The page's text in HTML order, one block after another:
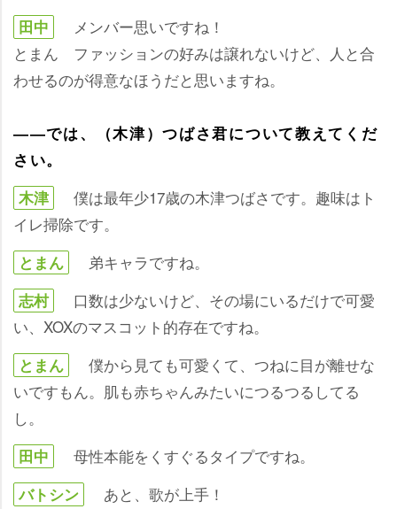
田中
メンバー思いですね！
とまん ファッションの好みは譲れないけど、人と合
わせるのが得意なほうだと思いますね。
――では、（木津）つばさ君について教えてくだ
さい。
木津
僕は最年少17歳の木津つばさです。趣味はト
イレ掃除です。
とまん 弟キャラですね。
志村
口数は少ないけど、その場にいるだけで可愛
い、XOXのマスコット的存在ですね。
とまん
僕から見ても可愛くて、つねに目が離せな
いですもん。肌も赤ちゃんみたいにつるつるしてる
し。
田中 母性本能をくすぐるタイプですね。
バトシン あと、歌が上手！